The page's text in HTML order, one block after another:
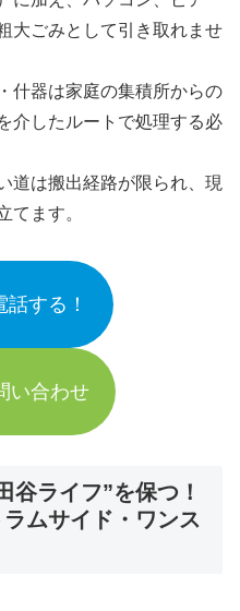
大ごみとして引き取れませ
什器は家庭の集積所からの
介したルートで処理する必
道は搬出経路が限られ、現
てます。
する！
い合わせ
谷ライフ”を保つ！
ラムサイド・ワンス